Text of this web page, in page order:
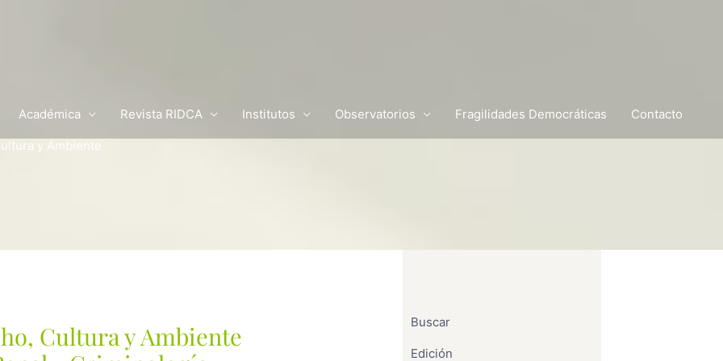
Académica Revista RIDCA Institutos Observatorios Fragilidades Democráticas Contacto
y Ambiente
Cultura y Ambiente
Buscar
Edición